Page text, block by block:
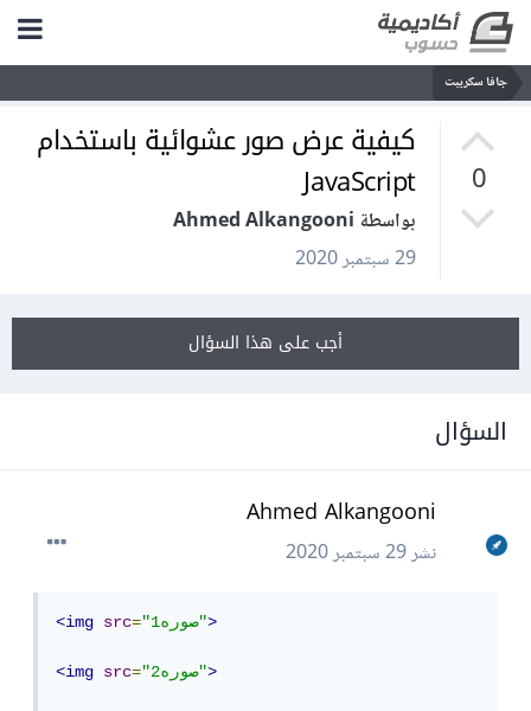
جافا سكريبت
0
كيفية عرض صور عشوائية باستخدام
JavaScript
بواسطة Ahmed Alkangooni
29 سبتمبر 2020
أجب على هذا السؤال
السؤال
Ahmed Alkangooni
نشر29 سبتمبر 2020
<img src= "صوره1">
<img src= "صوره2">